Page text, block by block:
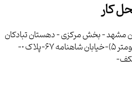
کار
مشهد - بخش مركزي - دهستان تبادكان
- آبادي شورآب-جاده كلات (كيلومتر 5)-خيابان شاهنامه 67-پلاك 0-